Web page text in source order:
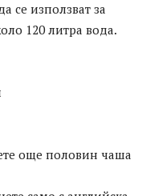
се използват за
120 литра вода.
още половин чаша